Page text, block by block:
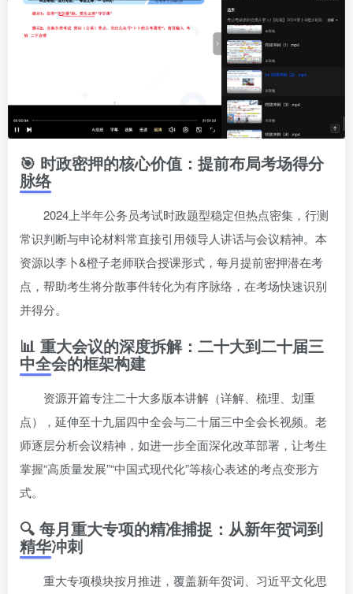
🎯 时政密押的核心价值：提前布局考场得分
脉络
2024上半年公务员考试时政题型稳定但热点密集，行测
常识判断与申论材料常直接引用领导人讲话与会议精神。本
资源以李卜&橙子老师联合授课形式，每月提前密押潜在考
点，帮助考生将分散事件转化为有序脉络，在考场快速识别
并得分。
📊 重大会议的深度拆解：二十大到二十届三
中全会的框架构建
资源开篇专注二十大多版本讲解（详解、梳理、划重
点），延伸至十九届四中全会与二十届三中全会长视频。老
师逐层分析会议精神，如进一步全面深化改革部署，让考生
掌握“高质量发展”“中国式现代化”等核心表述的考点变形方
式。
🔍 每月重大专项的精准捕捉：从新年贺词到
精华冲刺
重大专项模块按月推进，覆盖新年贺词、习近平文化思